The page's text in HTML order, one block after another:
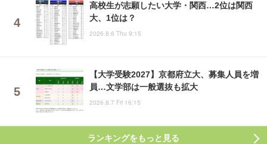
高校生が志願したい大学・関西…2位は関西
大、1位は？
2026.8.6 Thu 9:15
【大学受験2027】京都府立大、募集人員を増
員…文学部は一般選抜も拡大
2026.8.7 Fri 16:15
ランキングをもっと見る